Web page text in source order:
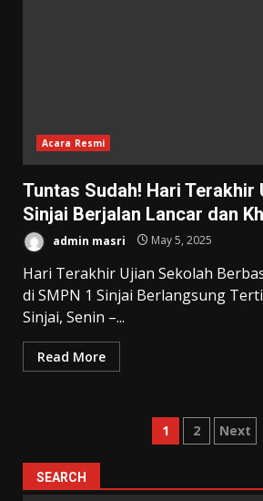
Acara Resmi
Tuntas Sudah! Hari Terakhir
Sinjai Berjalan Lancar dan
admin masri May 5, 2025
Hari Terakhir Ujian Sekolah
di SMPN 1 Sinjai Berlangsung
Sinjai, Senin –...
Read More
Posts
1 2 Next
SEARCH